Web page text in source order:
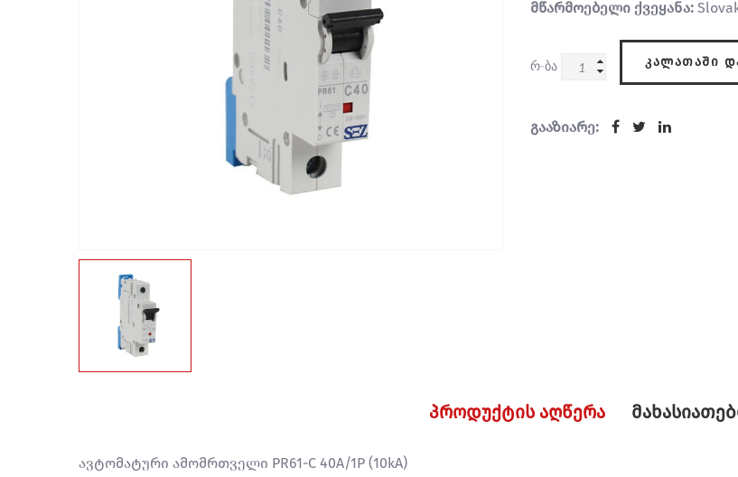
მწარმოებელი ქვეყანა:
რ-ბა ᲙᲐᲚᲐᲗᲐᲨᲘ
გააზიარე:
პროდუქტის აღწერა
ავტომატური ამომრთველი PR61-C 40A/1P (10kA)